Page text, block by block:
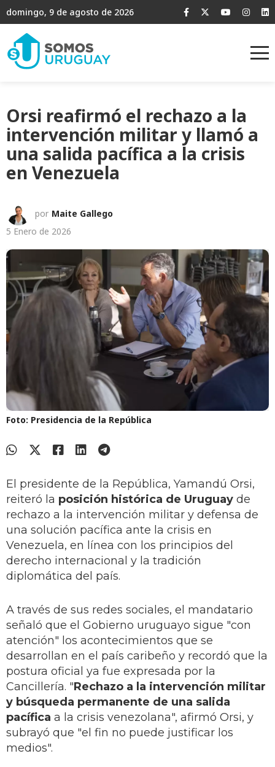
domingo, 9 de agosto de 2026
Orsi reafirmó el rechazo a la
intervención militar y llamó a
una salida pacífica a la crisis
en Venezuela
por Maite Gallego
5 Enero de 2026
Foto: Presidencia de la República
El presidente de la República, Yamandú Orsi,
reiteró la posición histórica de Uruguay de
rechazo a la intervención militar y defensa de
una solución pacífica ante la crisis en
Venezuela, en línea con los principios del
derecho internacional y la tradición
diplomática del país.
A través de sus redes sociales, el mandatario
señaló que el Gobierno uruguayo sigue "con
atención" los acontecimientos que se
desarrollan en el país caribeño y recordó que la
postura oficial ya fue expresada por la
Cancillería. "Rechazo a la intervención militar
y búsqueda permanente de una salida
pacífica a la crisis venezolana", afirmó Orsi, y
subrayó que "el fin no puede justificar los
medios".